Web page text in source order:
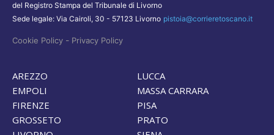
del Registro Stampa del Tribunale di Livorno
Sede legale: Via Cairoli, 30 - 57123 Livorno pistoia@corrieretoscano.it
Cookie Policy - Privacy Policy
AREZZO
EMPOLI
FIRENZE
GROSSETO
LUCCA
MASSA CARRARA
PISA
PRATO